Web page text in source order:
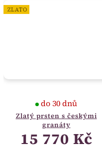
ZLATO
Zlatý prsten s českými
granáty
do 30 dnů
15 770 Kč